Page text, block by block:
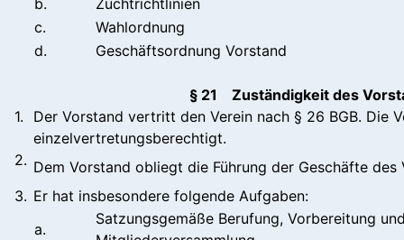
c.
Wahlordnung
d.
Geschäftsordnung Vorstand
§ 21 Zuständigkeit des
1.
Der Vorstand vertritt den Verein nach § 26 BGB. Die
einzelvertretungsberechtigt.
2. Dem Vorstand obliegt die Führung der Geschäfte des
3. Er hat insbesondere folgende Aufgaben:
a.
Satzungsgemäße Berufung, Vorbereitung